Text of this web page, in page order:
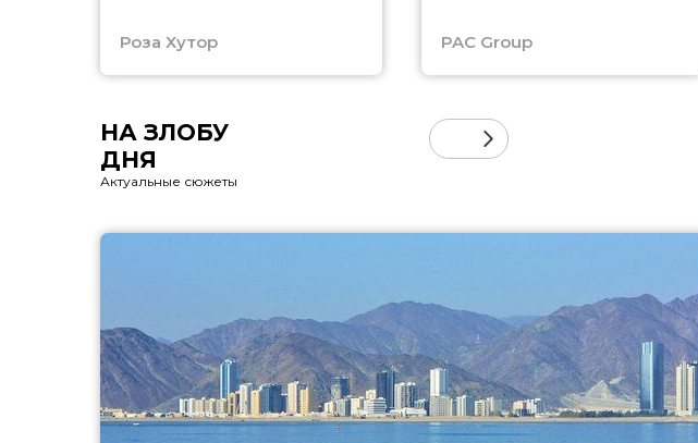
Роза Хутор PAC Group
НА ЗЛОБУ
ДНЯ
Актуальные сюжеты